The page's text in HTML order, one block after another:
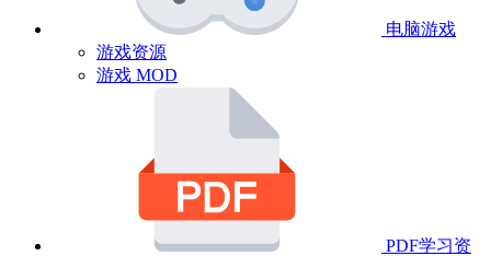
电脑游戏
游戏资源
游戏 MOD
PDF学习资